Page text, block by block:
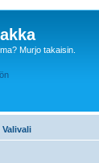
Murjo takaisin.
Valivali